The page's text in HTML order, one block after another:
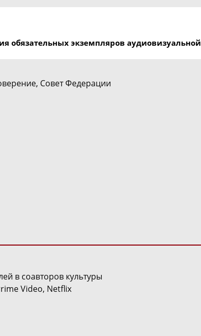
обязательных экземпляров аудиовизуальной
, Совет Федерации
в соавторов культуры
Video, Netflix